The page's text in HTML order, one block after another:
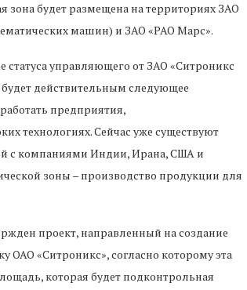
будет размещена на территориях ЗАО
машин) и ЗАО «РАО Марс».
статуса управляющего от ЗАО «Ситроникс
будет действительным следующее
предприятия,
технологиях. Сейчас уже существуют
с компаниями Индии, Ирана, США и
зоны – производство продукции для
проект, направленный на создание
ОАО «Ситроникс», согласно которому эта
которая будет подконтрольная